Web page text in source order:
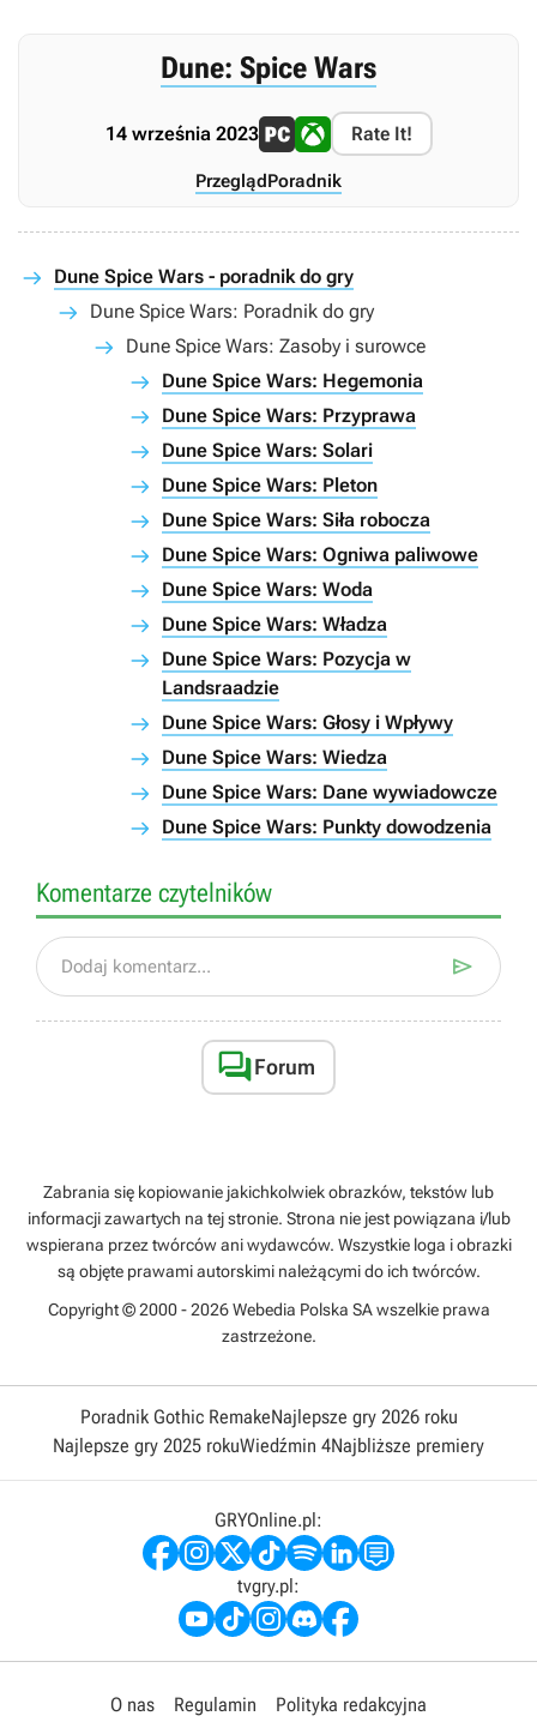
Dune: Spice Wars
14 września 2023 Rate It!
Przegląd Poradnik
Dune Spice Wars - poradnik do gry
Dune Spice Wars: Poradnik do gry
Dune Spice Wars: Zasoby i surowce
Dune Spice Wars: Hegemonia
Dune Spice Wars: Przyprawa
Dune Spice Wars: Solari
Dune Spice Wars: Pleton
Dune Spice Wars: Siła robocza
Dune Spice Wars: Ogniwa paliwowe
Dune Spice Wars: Woda
Dune Spice Wars: Władza
Dune Spice Wars: Pozycja w
Landsraadzie
Dune Spice Wars: Głosy i Wpływy
Dune Spice Wars: Wiedza
Dune Spice Wars: Dane wywiadowcze
Dune Spice Wars: Punkty dowodzenia
Komentarze czytelników
Dodaj komentarz... 
Forum
Zabrania się kopiowanie jakichkolwiek obrazków, tekstów lub
informacji zawartych na tej stronie. Strona nie jest powiązana i/lub
wspierana przez twórców ani wydawców. Wszystkie loga i obrazki
są objęte prawami autorskimi należącymi do ich twórców.
Copyright © 2000 - 2026 Webedia Polska SA wszelkie prawa
zastrzeżone.
Poradnik Gothic RemakeNajlepsze gry 2026 roku
Najlepsze gry 2025 rokuWiedźmin 4Najbliższe premiery
GRYOnline.pl:
tvgry.pl:
O nas Regulamin
Polityka redakcyjna